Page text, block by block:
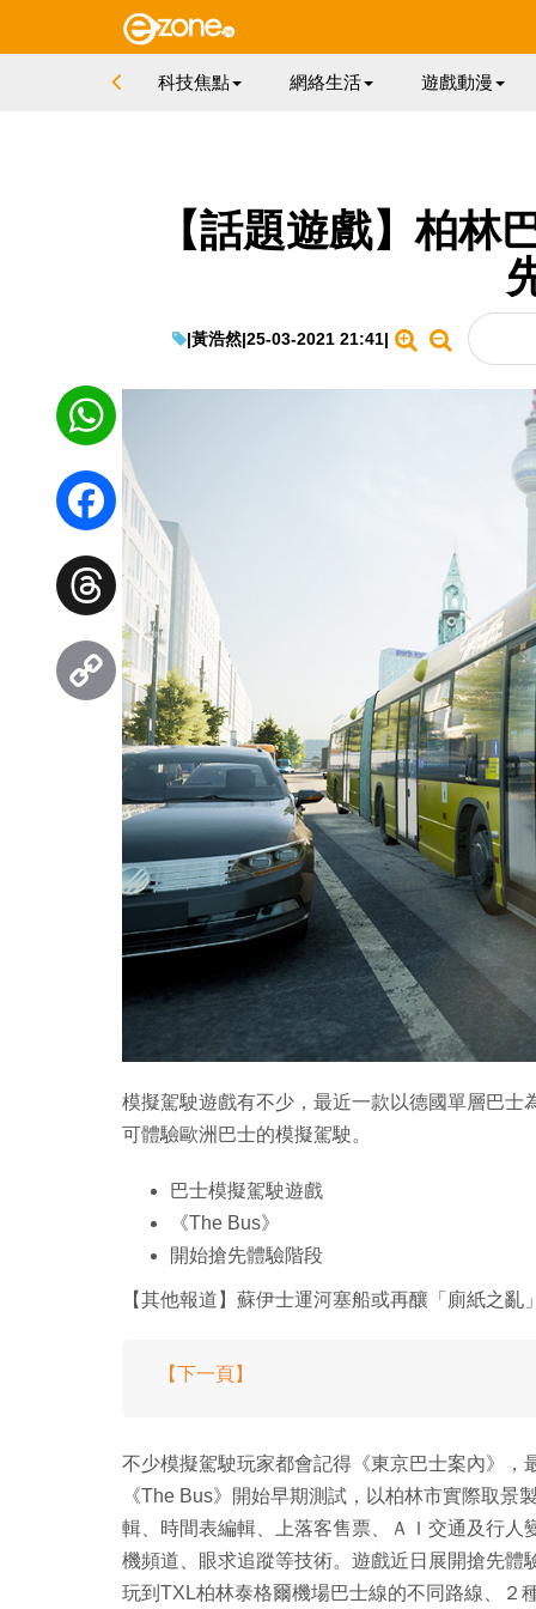
科技焦點 網絡生活 遊戲動漫
【話題遊戲】柏
|黃浩然|25-03-2021 21:41|
模擬駕駛遊戲有不少，最近一款以德國單層巴
可體驗歐洲巴士的模擬駕駛。
巴士模擬駕駛遊戲
《The Bus》
開始搶先體驗階段
【其他報道】蘇伊士運河塞船或再釀「廁紙之
【下一頁】
不少模擬駕駛玩家都會記得《東京巴士案內》
《The Bus》開始早期測試，以柏林市實際取
輯、時間表編輯、上落客售票、ＡＩ交通及行
機頻道、眼求追蹤等技術。遊戲近日展開搶先
玩到TXL柏林泰格爾機場巴士線的不同路線、２
WhatsApp
Facebook
Threads
Copy
Link